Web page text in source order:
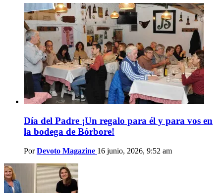
Día del Padre ¡Un regalo para él y para vos en
la bodega de Bórbore!
Por Devoto Magazine 16 junio, 2026, 9:52 am